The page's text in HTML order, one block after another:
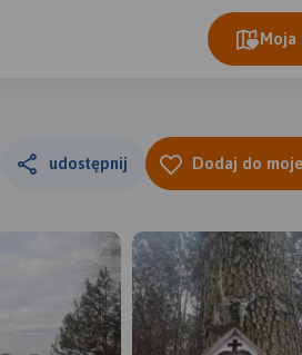
Moja
udostępnij Dodaj do